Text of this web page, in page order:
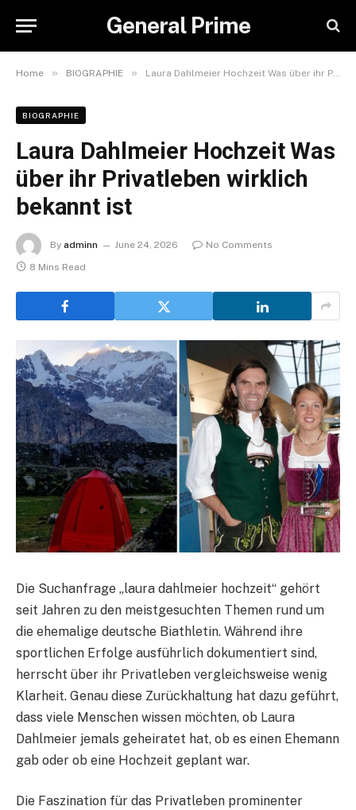
General Prime
Home » BIOGRAPHIE » Laura Dahlmeier Hochzeit Was über ihr Privatleben wirklich bekannt ist
BIOGRAPHIE
Laura Dahlmeier Hochzeit Was
über ihr Privatleben wirklich
bekannt ist
By adminn June 24, 2026
No Comments
8 Mins Read
Die Suchanfrage „laura dahlmeier hochzeit“ gehört
seit Jahren zu den meistgesuchten Themen rund um
die ehemalige deutsche Biathletin. Während ihre
sportlichen Erfolge ausführlich dokumentiert sind,
herrscht über ihr Privatleben vergleichsweise wenig
Klarheit. Genau diese Zurückhaltung hat dazu geführt,
dass viele Menschen wissen möchten, ob Laura
Dahlmeier jemals geheiratet hat, ob es einen Ehemann
gab oder ob eine Hochzeit geplant war.
Die Faszination für das Privatleben prominenter